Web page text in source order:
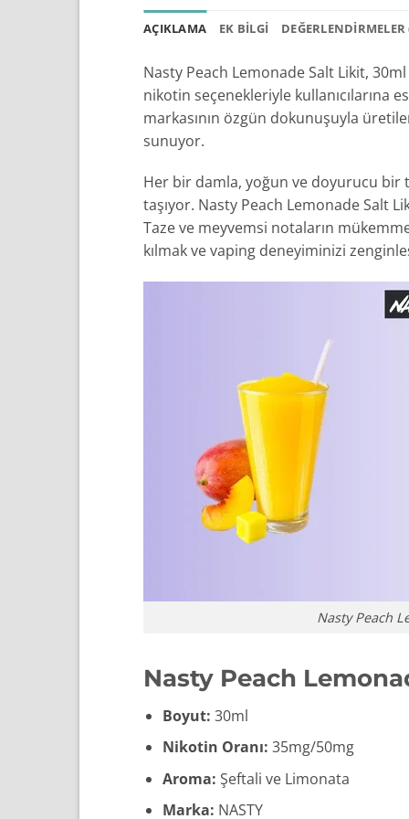
AÇIKLAMA EK BILGI DEĞERLENDIRMELER
Nasty Peach Lemonade Salt Likit,
nikotin seçenekleriyle kullanıcılarına
markasının özgün dokunuşuyla
sunuyor.
Her bir damla, yoğun ve doyurucu bir
taşıyor. Nasty Peach Lemonade Salt
Taze ve meyvemsi notaların
kılmak ve vaping deneyiminizi
Nasty Peach
Nasty Peach
Boyut: 30ml
Nikotin Oranı: 35mg/50mg
Aroma: Şeftali ve Limonata
Marka: NASTY